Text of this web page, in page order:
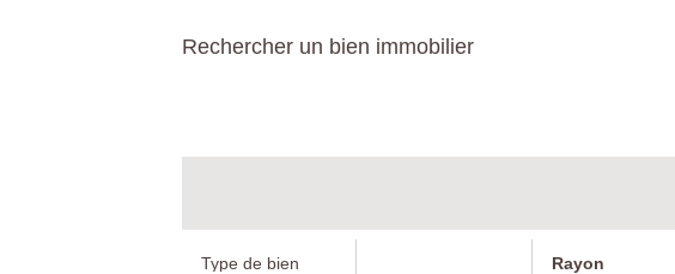
Rechercher un bien immobilier
Rayon